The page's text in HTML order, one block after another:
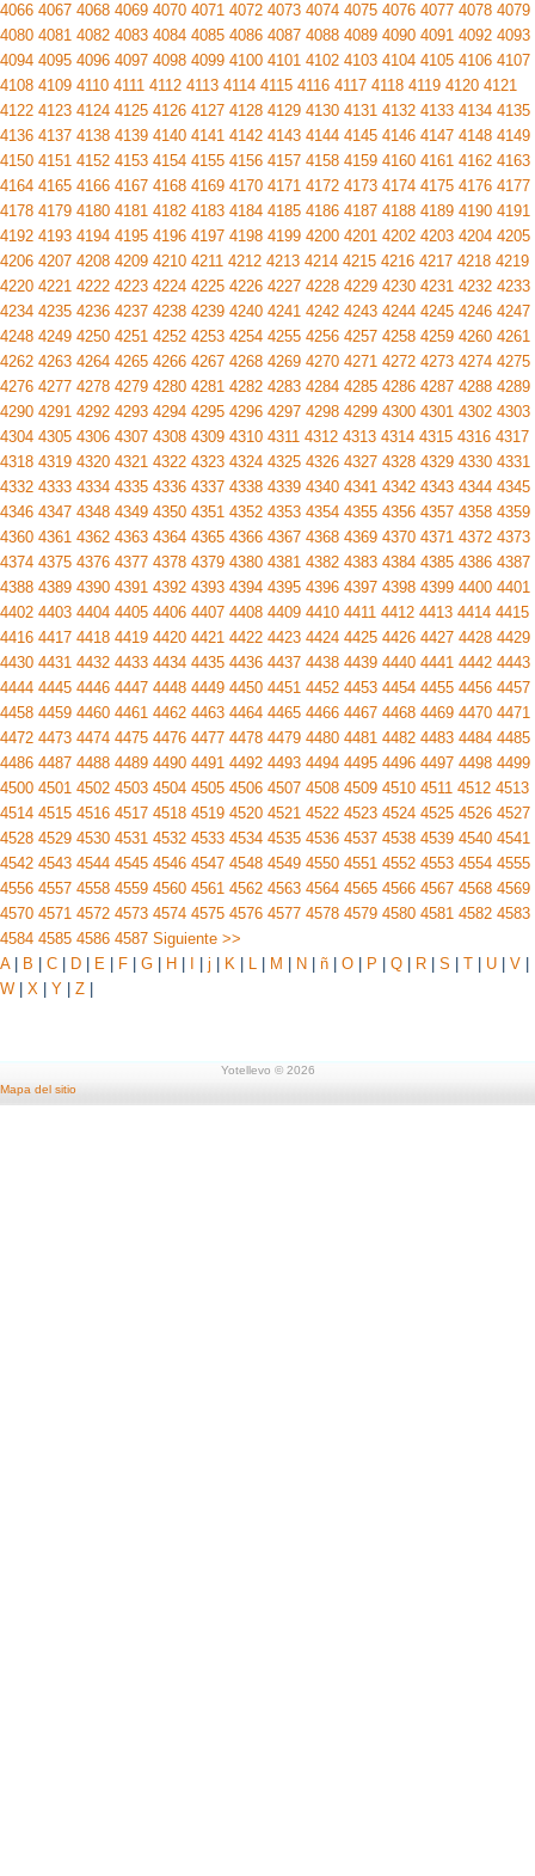
4066 4067 4068 4069 4070 4071 4072 4073 4074 4075 4076 4077 4078 4079
4080 4081 4082 4083 4084 4085 4086 4087 4088 4089 4090 4091 4092 4093
4094 4095 4096 4097 4098 4099 4100 4101 4102 4103 4104 4105 4106 4107
4108 4109 4110 4111 4112 4113 4114 4115 4116 4117 4118 4119 4120 4121
4122 4123 4124 4125 4126 4127 4128 4129 4130 4131 4132 4133 4134 4135
4136 4137 4138 4139 4140 4141 4142 4143 4144 4145 4146 4147 4148 4149
4150 4151 4152 4153 4154 4155 4156 4157 4158 4159 4160 4161 4162 4163
4164 4165 4166 4167 4168 4169 4170 4171 4172 4173 4174 4175 4176 4177
4178 4179 4180 4181 4182 4183 4184 4185 4186 4187 4188 4189 4190 4191
4192 4193 4194 4195 4196 4197 4198 4199 4200 4201 4202 4203 4204 4205
4206 4207 4208 4209 4210 4211 4212 4213 4214 4215 4216 4217 4218 4219
4220 4221 4222 4223 4224 4225 4226 4227 4228 4229 4230 4231 4232 4233
4234 4235 4236 4237 4238 4239 4240 4241 4242 4243 4244 4245 4246 4247
4248 4249 4250 4251 4252 4253 4254 4255 4256 4257 4258 4259 4260 4261
4262 4263 4264 4265 4266 4267 4268 4269 4270 4271 4272 4273 4274 4275
4276 4277 4278 4279 4280 4281 4282 4283 4284 4285 4286 4287 4288 4289
4290 4291 4292 4293 4294 4295 4296 4297 4298 4299 4300 4301 4302 4303
4304 4305 4306 4307 4308 4309 4310 4311 4312 4313 4314 4315 4316 4317
4318 4319 4320 4321 4322 4323 4324 4325 4326 4327 4328 4329 4330 4331
4332 4333 4334 4335 4336 4337 4338 4339 4340 4341 4342 4343 4344 4345
4346 4347 4348 4349 4350 4351 4352 4353 4354 4355 4356 4357 4358 4359
4360 4361 4362 4363 4364 4365 4366 4367 4368 4369 4370 4371 4372 4373
4374 4375 4376 4377 4378 4379 4380 4381 4382 4383 4384 4385 4386 4387
4388 4389 4390 4391 4392 4393 4394 4395 4396 4397 4398 4399 4400 4401
4402 4403 4404 4405 4406 4407 4408 4409 4410 4411 4412 4413 4414 4415
4416 4417 4418 4419 4420 4421 4422 4423 4424 4425 4426 4427 4428 4429
4430 4431 4432 4433 4434 4435 4436 4437 4438 4439 4440 4441 4442 4443
4444 4445 4446 4447 4448 4449 4450 4451 4452 4453 4454 4455 4456 4457
4458 4459 4460 4461 4462 4463 4464 4465 4466 4467 4468 4469 4470 4471
4472 4473 4474 4475 4476 4477 4478 4479 4480 4481 4482 4483 4484 4485
4486 4487 4488 4489 4490 4491 4492 4493 4494 4495 4496 4497 4498 4499
4500 4501 4502 4503 4504 4505 4506 4507 4508 4509 4510 4511 4512 4513
4514 4515 4516 4517 4518 4519 4520 4521 4522 4523 4524 4525 4526 4527
4528 4529 4530 4531 4532 4533 4534 4535 4536 4537 4538 4539 4540 4541
4542 4543 4544 4545 4546 4547 4548 4549 4550 4551 4552 4553 4554 4555
4556 4557 4558 4559 4560 4561 4562 4563 4564 4565 4566 4567 4568 4569
4570 4571 4572 4573 4574 4575 4576 4577 4578 4579 4580 4581 4582 4583
4584 4585 4586 4587 Siguiente >>
A| B C D E F G H j K L M N ñ O P Q R S T U V
W
X Y Z
Yotellevo © 2026
Mapa del sitio